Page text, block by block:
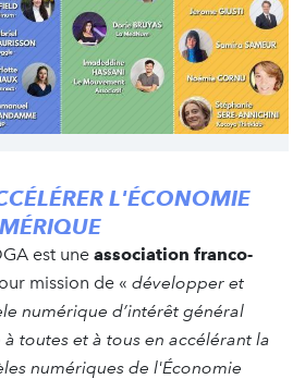
L'ÉCONOMIE
est une association franco-
mission de « développer et
numérique d’intérêt général
toutes et à tous en accélérant la
numériques de l'Économie